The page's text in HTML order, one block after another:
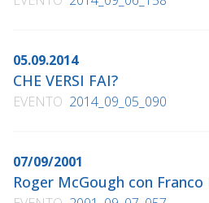
05.09.2014
CHE VERSI FAI?
EVENTO 2014_09_05_090
07/09/2001
Roger McGough con Franco